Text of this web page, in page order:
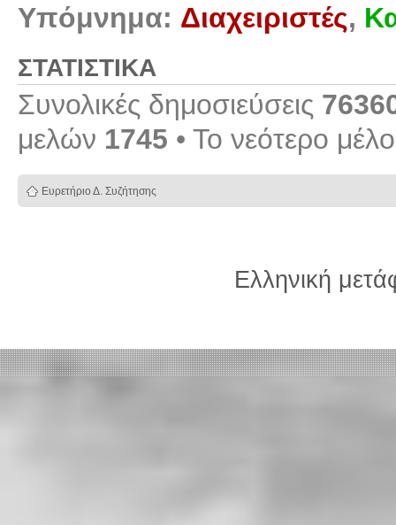
Υπόμνημα: Διαχειριστές,
ΣΤΑΤΙΣΤΙΚΆ
Συνολικές δημοσιεύσεις
μελών 1745 • Το νεότερο
Ευρετήριο Δ. Συζήτησης
Ελληνική